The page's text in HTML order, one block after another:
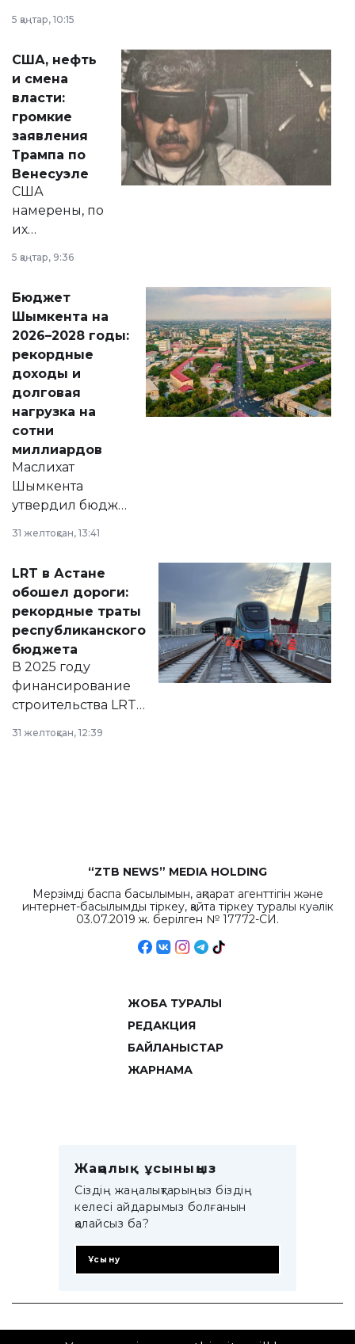
сразу несколько
актуальных тем —
от слухов о
политических
реформах до
вопросов армии,
экономики и
личного здоровья.
5 қаңтар, 10:15
США, нефть
и смена
власти:
громкие
заявления
Трампа по
Венесуэле
США
намерены, по
их
принести
народу
Венесуэлы.
5 қаңтар, 9:36
Бюджет
Шымкента на
2026–2028 годы:
рекордные
доходы и
долговая
нагрузка на
сотни
миллиардов
Маслихат
Шымкента
утвердил бюджет
2028 годы.
документ
появился в базе
нормативных
правовых актов и
на сайте маслихат
города.
31 желтоқсан, 13:41
LRT в Астане
обошел дороги:
рекордные траты
республиканского
бюджета
В 2025 году
финансирование
строительства LRT
республиканского
31 желтоқсан, 12:39
“ZTB NEWS” MEDIA HOLDING
Мерзімді баспа басылымын, ақпарат агенттігін және
интернет-басылымды тіркеу, қайта тіркеу туралы куәлік
03.07.2019 ж. берілген № 17772-СИ.
ЖОБА ТУРАЛЫ
РЕДАКЦИЯ
БАЙЛАНЫСТАР
ЖАРНАМА
Жаңалық ұсыныңыз
Сіздің жаңалықтарыңыз біздің
келесі айдарымыз болғанын
қалайсыз ба?
Ұсыну
© 2014–2025 ZTB.KZ